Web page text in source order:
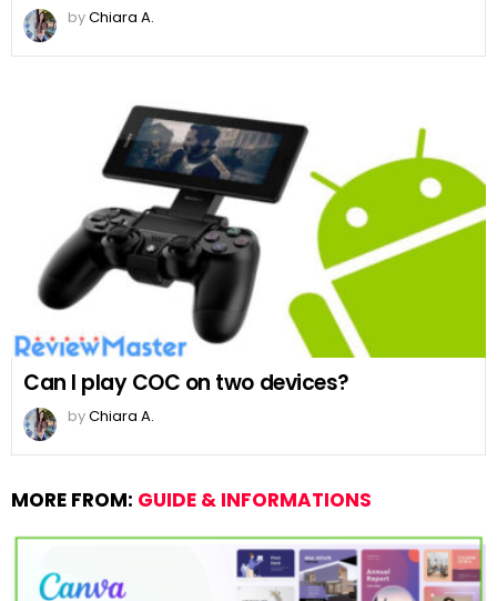
byChiara A.
Can I play COC on two devices?
byChiara A.
MORE FROM: GUIDE & INFORMATIONS